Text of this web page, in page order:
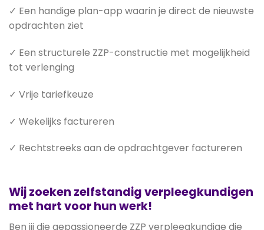
✓ Een handige plan-app waarin je direct de nieuwste
opdrachten ziet
✓ Een structurele ZZP-constructie met mogelijkheid
tot verlenging
✓ Vrije tariefkeuze
✓ Wekelijks factureren
✓ Rechtstreeks aan de opdrachtgever factureren
Wij zoeken zelfstandig verpleegkundigen
met hart voor hun werk!
Ben jij die gepassioneerde ZZP verpleegkundige die